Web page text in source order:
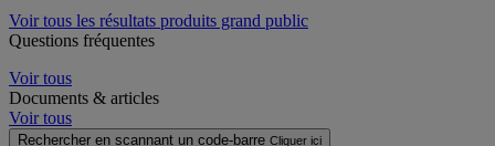
Voir tous les résultats produits grand public
Questions fréquentes
Voir tous
Documents & articles
Voir tous
Rechercher en scannant un code-barre Cliquer ici